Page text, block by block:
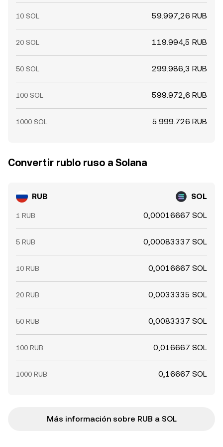
10 SOL 59.997,26 RUB
20 SOL 119.994,5 RUB
50 SOL 299.986,3 RUB
100 SOL 599.972,6 RUB
1000 SOL 5.999.726 RUB
Convertir rublo ruso a Solana
RUB SOL
1 RUB 0,00016667 SOL
5 RUB 0,00083337 SOL
10 RUB 0,0016667 SOL
20 RUB 0,0033335 SOL
50 RUB 0,0083337 SOL
100 RUB 0,016667 SOL
1000 RUB 0,16667 SOL
Más información sobre RUB a SOL